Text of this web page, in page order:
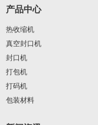
产品中心
热收缩机
真空封口机
封口机
打包机
打码机
包装材料